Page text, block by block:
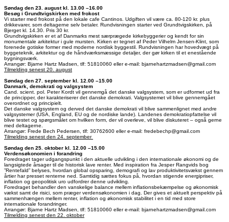
Søndag den 23. august kl. 13.00 –16.00
Besøg i Grundtvigskirken med frokost
Vi starter med frokost på den lokale cafe Cantinos. Udgiften vil være ca. 80-120 kr. plus
drikkevarer, som deltagerne selv betaler. Rundvisningen starter ved Grundtvigskirken, på
Bjerget kl. 14.30. Pris 30 kr.
Grundtvigskirken er et af Danmarks mest særprægede kirkebyggerier og kendt for sin
monumentale arkitektur i gule mursten. Kirken er tegnet af Peder Vilhelm Jensen-Klint, som
forenede gotiske former med moderne nordisk byggestil. Rundvisningen har hovedvægt på
byggeteknik, arkitektur og de håndværksmæssige detaljer, der gør kirken til et enestående
bygningsværk.
Arrangør: Bjarne Hartz Madsen, tlf: 51810060 eller e-mail: bjarnehartzmadsen@gmail.com
Tilmelding senest 20. august
Søndag den 27. september kl. 12.00 –15.00
Danmark, demokrati og valgsystem
Cand. scient. pol. Peter Kordt vil gennemgå det danske valgsystem, som er udformet ud fra
de principper, der karakteriserer det danske demokrati. Valgsystemet vil blive gennemgået
overordnet og principielt.
Det danske valgsystem og derved det danske demokrati vil blive sammenlignet med andre
valgsystemer (USA, England, EU og de nordiske lande). Landenes demokratiopfattelse vil
blive testet og spørgsmålet om hvilken form, der vil overleve, vil blive diskuteret – også gerne
med deltagerne.
Arrangør: Frede Bech Pedersen, tlf: 30762600 eller e-mail: fredebechp@gmail.com
Tilmelding senest den 24. september
Søndag den 25. oktober kl. 12.00 –15.00
Verdensøkonomien i forandring
Foredraget tager udgangspunkt i den aktuelle udvikling i den internationale økonomi og de
langsigtede årsager til de historisk lave renter. Med inspiration fra Jesper Rangvids bog
”Rentefald” belyses, hvordan global opsparing, demografi og lav produktivitetsvækst gennem
årtier har presset renterne ned. Samtidig sættes fokus på, hvordan stigende energipriser,
inflation og geopolitisk uro udfordrer denne udvikling.
Foredraget behandler den vanskelige balance mellem inflationsbekæmpelse og økonomisk
vækst samt de risici, som præger verdensøkonomien i dag. Der gives et aktuelt perspektiv på
sammenhængen mellem renter, inflation og økonomisk stabilitet i en tid med store
internationale forandringer.
Arrangør: Bjarne Hartz Madsen, tlf: 51810060 eller e-mail: bjarnehartzmadsen@gmail.com
Tilmelding senest den 22. oktober